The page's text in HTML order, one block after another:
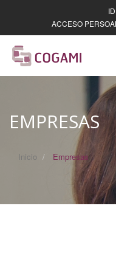
ACCESO PERSOAL
EMPRESAS
Inicio Empresas